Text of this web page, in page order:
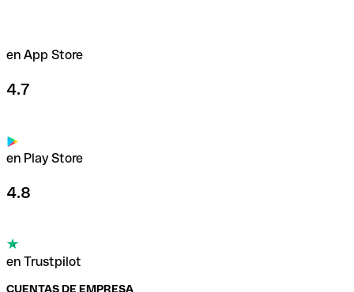
en App Store
4.7
en Play Store
4.8
en Trustpilot
CUENTAS DE EMPRESA